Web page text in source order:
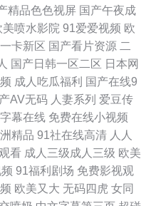
国产不卡毛片 玖玖精品视
址导航 欧美AA大片 网站成人三
幕不卡 亚洲色涩五月天 97超碰
络 AV日韩精品尤物 国产在线
a'v写真导航 国产精彩视频久
机 日韩最新中文字幕 91黄视屏
精品色色视屏 国产午夜成
美喷水影院 91爱爱视频 欧
卡新区 国产看片资源 二
国产日韩一区二区 日本网
成人吃瓜福利 国产在线9
AV无码 人妻系列 爱豆传
幕在线 免费在线小视频
精品 91社在线高清 人人
看 成人三级成人三级 欧美
91福利剧场 免费影视观
欧美又大 无码四虎 女同